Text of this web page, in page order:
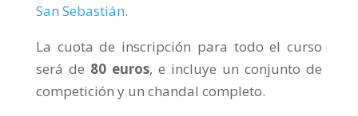
San Sebastián.
La cuota de inscripción para todo el curso
será de 80 euros, e incluye un conjunto de
competición y un chandal completo.